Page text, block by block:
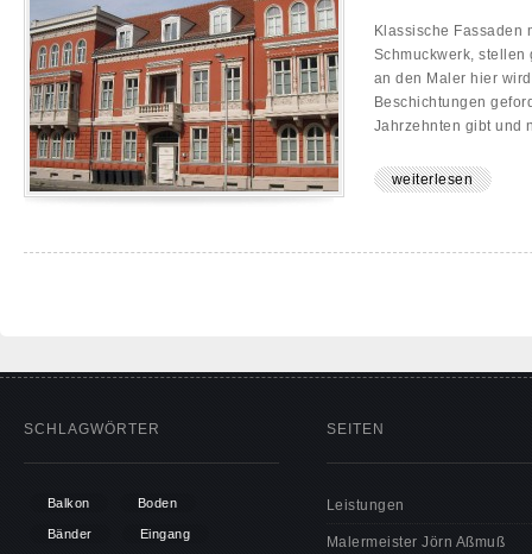
Klassische Fassaden
Schmuckwerk,
an den Maler hier
Beschichtungen
Jahrzehnten gibt und
weiterlesen
SCHLAGWÖRTER
Balkon Boden
Bänder Eingang
SEITEN
Leistungen
Malermeister Jörn Aßmuß